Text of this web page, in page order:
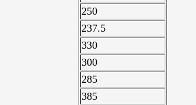
250
237.5
330
300
285
385